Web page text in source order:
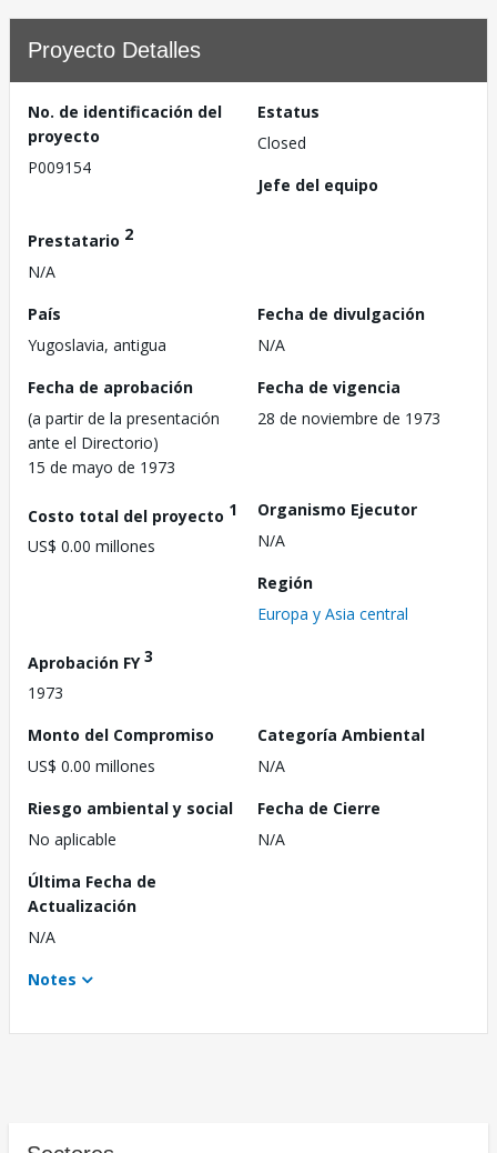
Proyecto Detalles
No. de identificación del
proyecto
P009154
Estatus
Closed
Jefe del equipo
Prestatario 2
N/A
País
Yugoslavia, antigua
Fecha de divulgación
N/A
Fecha de aprobación
(a partir de la presentación
ante el Directorio)
15 de mayo de 1973
Fecha de vigencia
28 de noviembre de 1973
Costo total del proyecto 1
US$ 0.00 millones
Organismo Ejecutor
N/A
Región
Europa y Asia central
Aprobación FY3
1973
Monto del Compromiso
US$ 0.00 millones
Categoría Ambiental
N/A
Riesgo ambiental y social
No aplicable
Fecha de Cierre
N/A
Última Fecha de
Actualización
N/A
Notes